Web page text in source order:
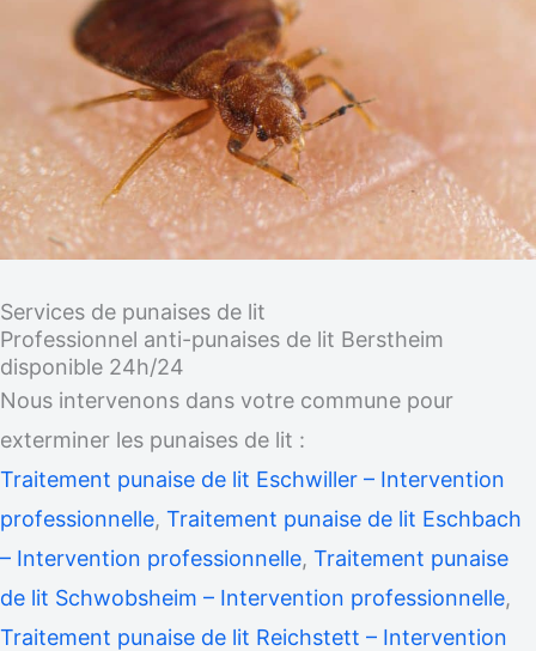
Services de punaises de lit
Professionnel anti-punaises de lit Berstheim
disponible 24h/24
Nous intervenons dans votre commune pour
exterminer les punaises de lit :
Traitement punaise de lit Eschwiller – Intervention
professionnelle, Traitement punaise de lit Eschbach
– Intervention professionnelle, Traitement punaise
de lit Schwobsheim – Intervention professionnelle,
Traitement punaise de lit Reichstett – Intervention